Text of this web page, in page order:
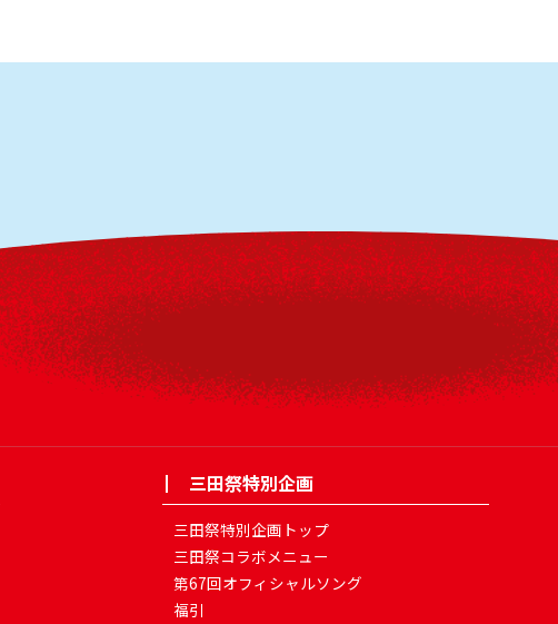
三田祭特別企画
三田祭特別企画トップ
三田祭コラボメニュー
第67回オフィシャルソング
福引